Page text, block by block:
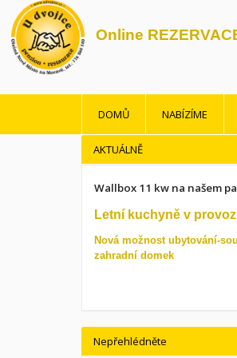
Online
DOMŮ NABÍZÍME
AKTUÁLNĚ
Wallbox 11 kw na našem
Letní kuchyně v
Nová možnost ubytování-
zahradní domek
Nepřehlédněte